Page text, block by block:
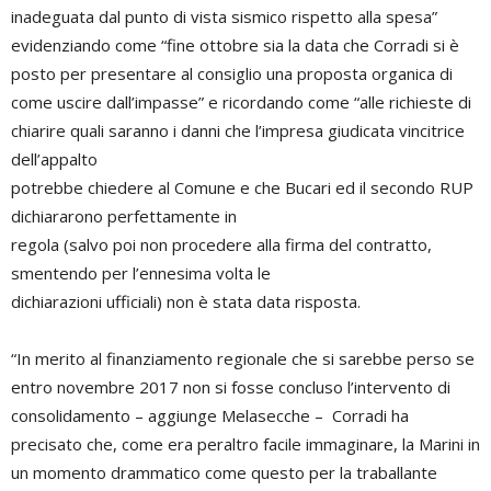
inadeguata dal punto di vista sismico rispetto alla spesa”
evidenziando come “fine ottobre sia la data che Corradi si è
posto per presentare al consiglio una proposta organica di
come uscire dall’impasse” e ricordando come “alle richieste di
chiarire quali saranno i danni che l’impresa giudicata vincitrice
dell’appalto
potrebbe chiedere al Comune e che Bucari ed il secondo RUP
dichiararono perfettamente in
regola (salvo poi non procedere alla firma del contratto,
smentendo per l’ennesima volta le
dichiarazioni ufficiali) non è stata data risposta.
“In merito al finanziamento regionale che si sarebbe perso se
entro novembre 2017 non si fosse concluso l’intervento di
consolidamento – aggiunge Melasecche – Corradi ha
precisato che, come era peraltro facile immaginare, la Marini in
un momento drammatico come questo per la traballante